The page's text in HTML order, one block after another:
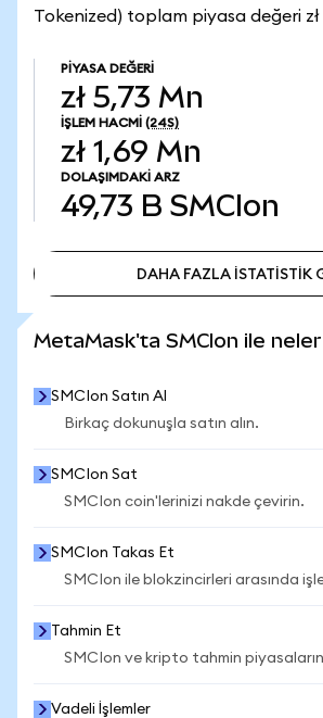
Tokenized) toplam piyasa değeri zł
PIYASA DEĞERI
zł 5,73 Mn
İŞLEM HACMI (24S)
zł 1,69 Mn
DOLAŞIMDAKI ARZ
49,73 B SMCIon
DAHA FAZLA İSTATİSTİK
MetaMask'ta SMCIon ile neler
SMCIon Satın Al
Birkaç dokunuşla satın alın.
SMCIon Sat
SMCIon coin'lerinizi nakde çevirin.
SMCIon Takas Et
SMCIon ile blokzincirleri arasında
Tahmin Et
SMCIon ve kripto tahmin
Vadeli İşlemler